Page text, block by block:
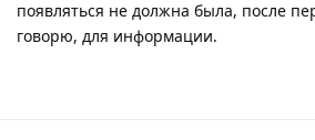
появляться не должна была, после
говорю, для информации.